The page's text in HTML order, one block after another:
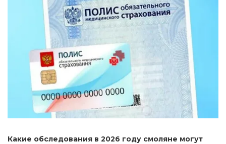
Какие обследования в 2026 году смоляне могут